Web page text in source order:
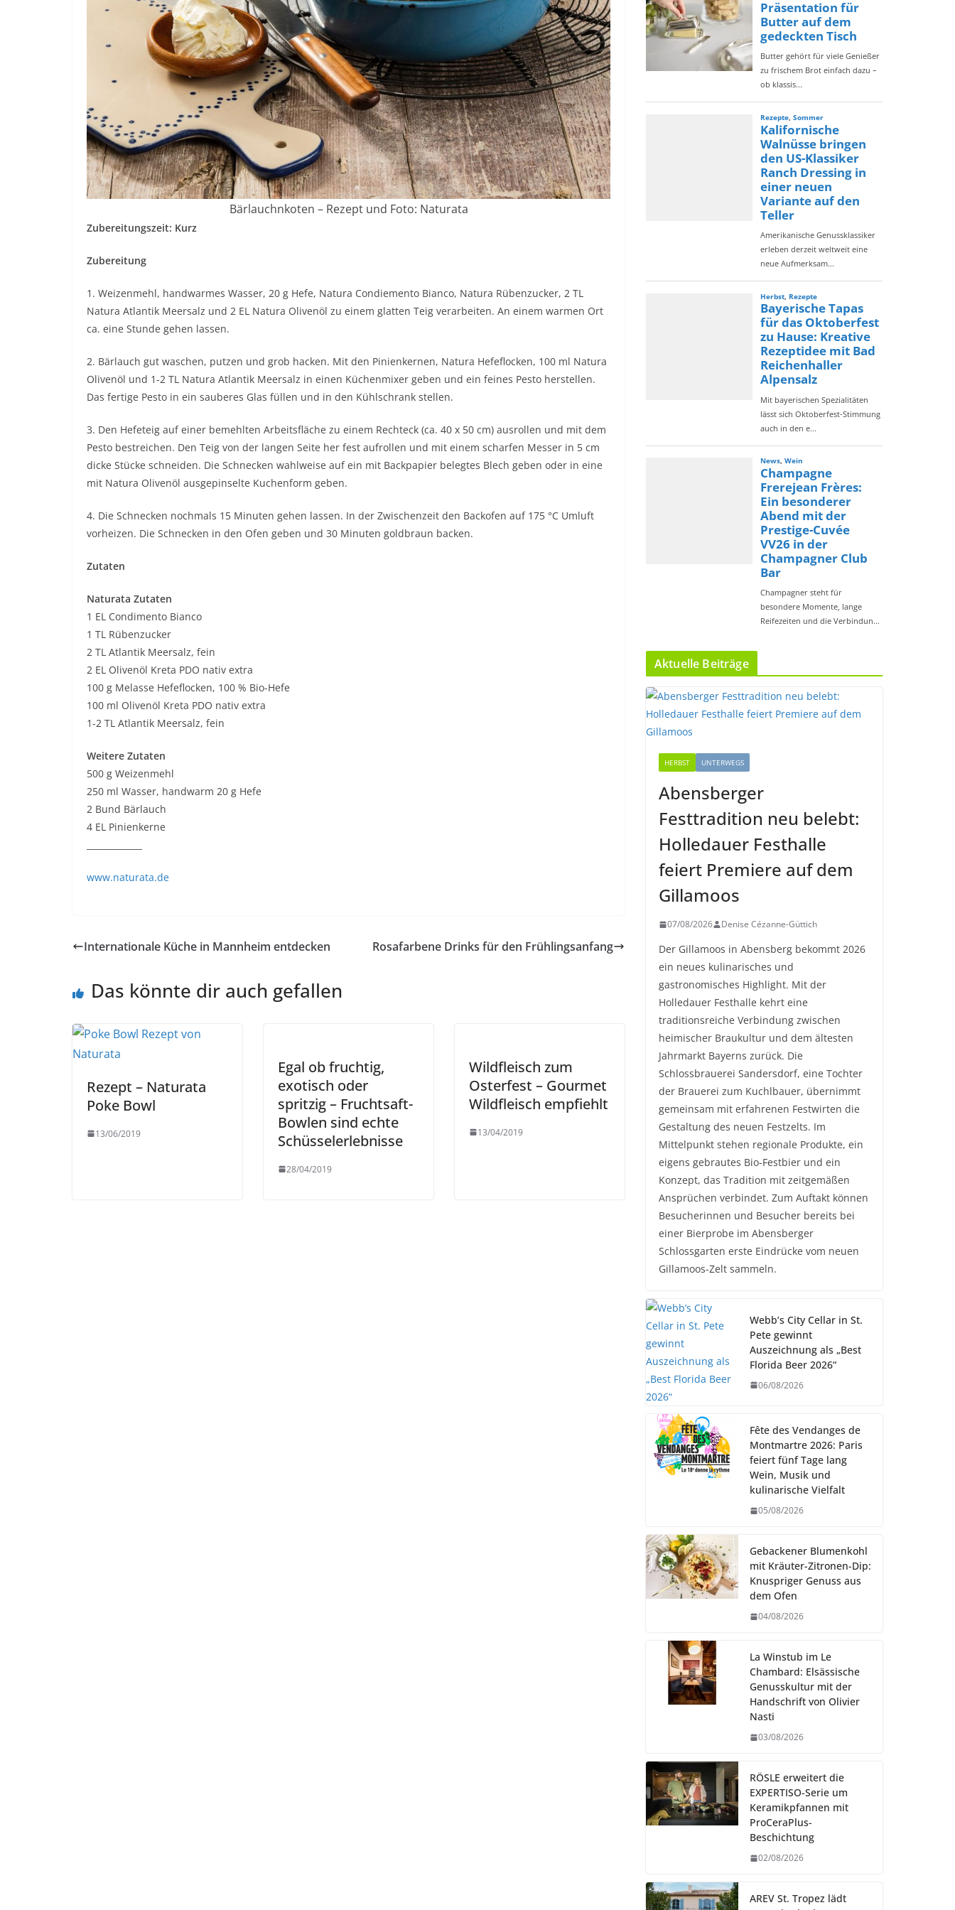
Bärlauchnkoten – Rezept und Foto: Naturata
Zubereitungszeit: Kurz
Zubereitung
1. Weizenmehl, handwarmes Wasser, 20 g Hefe, Natura Condiemento Bianco, Natura Rübenzucker, 2 TL
Natura Atlantik Meersalz und 2 EL Natura Olivenöl zu einem glatten Teig verarbeiten. An einem warmen Ort
ca. eine Stunde gehen lassen.
2. Bärlauch gut waschen, putzen und grob hacken. Mit den Pinienkernen, Natura Hefeflocken, 100 ml Natura
Olivenöl und 1-2 TL Natura Atlantik Meersalz in einen Küchenmixer geben und ein feines Pesto herstellen.
Das fertige Pesto in ein sauberes Glas füllen und in den Kühlschrank stellen.
3. Den Hefeteig auf einer bemehlten Arbeitsfläche zu einem Rechteck (ca. 40 x 50 cm) ausrollen und mit dem
Pesto bestreichen. Den Teig von der langen Seite her fest aufrollen und mit einem scharfen Messer in 5 cm
dicke Stücke schneiden. Die Schnecken wahlweise auf ein mit Backpapier belegtes Blech geben oder in eine
mit Natura Olivenöl ausgepinselte Kuchenform geben.
4. Die Schnecken nochmals 15 Minuten gehen lassen. In der Zwischenzeit den Backofen auf 175 °C Umluft
vorheizen. Die Schnecken in den Ofen geben und 30 Minuten goldbraun backen.
Zutaten
Naturata Zutaten
1 EL Condimento Bianco
1 TL Rübenzucker
2 TL Atlantik Meersalz, fein
2 EL Olivenöl Kreta PDO nativ extra
100 g Melasse Hefeflocken, 100 % Bio-Hefe
100 ml Olivenöl Kreta PDO nativ extra
1-2 TL Atlantik Meersalz, fein
Weitere Zutaten
500 g Weizenmehl
250 ml Wasser, handwarm 20 g Hefe
2 Bund Bärlauch
4 EL Pinienkerne
www.naturata.de
Internationale Küche in Mannheim entdecken Rosafarbene Drinks für den Frühlingsanfang
Das könnte dir auch gefallen
Rezept – Naturata
Poke Bowl
13/06/2019
Egal ob fruchtig,
exotisch oder
spritzig – Fruchtsaft-
Bowlen sind echte
Schüsselerlebnisse
28/04/2019
Wildfleisch zum
Osterfest – Gourmet
Wildfleisch empfiehlt
13/04/2019
Aktuelle Beiträge
HERBST UNTERWEGS
Abensberger
Festtradition neu belebt:
Holledauer Festhalle
feiert Premiere auf dem
Gillamoos
07/08/2026 Denise Cézanne-Güttich
Der Gillamoos in Abensberg bekommt 2026
ein neues kulinarisches und
gastronomisches Highlight. Mit der
Holledauer Festhalle kehrt eine
traditionsreiche Verbindung zwischen
heimischer Braukultur und dem ältesten
Jahrmarkt Bayerns zurück. Die
Schlossbrauerei Sandersdorf, eine Tochter
der Brauerei zum Kuchlbauer, übernimmt
gemeinsam mit erfahrenen Festwirten die
Gestaltung des neuen Festzelts. Im
Mittelpunkt stehen regionale Produkte, ein
eigens gebrautes Bio-Festbier und ein
Konzept, das Tradition mit zeitgemäßen
Ansprüchen verbindet. Zum Auftakt können
Besucherinnen und Besucher bereits bei
einer Bierprobe im Abensberger
Schlossgarten erste Eindrücke vom neuen
Gillamoos-Zelt sammeln.
Webb’s City Cellar in St.
Pete gewinnt
Auszeichnung als „Best
Florida Beer 2026“
06/08/2026
Fête des Vendanges de
Montmartre 2026: Paris
feiert fünf Tage lang
Wein, Musik und
kulinarische Vielfalt
05/08/2026
Gebackener Blumenkohl
mit Kräuter-Zitronen-Dip:
Knuspriger Genuss aus
dem Ofen
04/08/2026
La Winstub im Le
Chambard: Elsässische
Genusskultur mit der
Handschrift von Olivier
Nasti
03/08/2026
RÖSLE erweitert die
EXPERTISO-Serie um
Keramikpfannen mit
ProCeraPlus-
Beschichtung
02/08/2026
AREV St. Tropez lädt